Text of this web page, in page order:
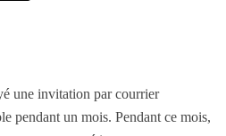
une invitation par courrier
pendant un mois. Pendant ce mois,